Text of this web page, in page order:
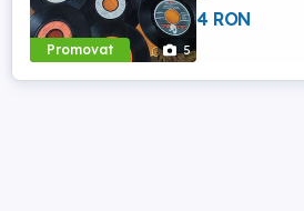
Promovat 5
4 RON